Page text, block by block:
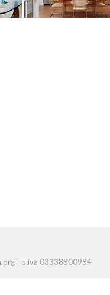
- p.iva 03338800984